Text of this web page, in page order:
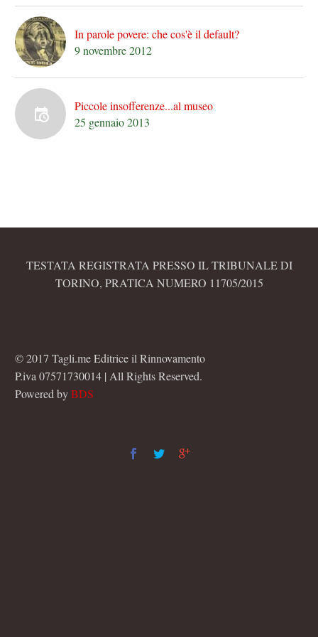
In parole povere: che cos'è il default?
9 novembre 2012
Piccole insofferenze...al museo
25 gennaio 2013
TESTATA REGISTRATA PRESSO IL TRIBUNALE DI
TORINO, PRATICA NUMERO 11705/2015
© 2017 Tagli.me Editrice il Rinnovamento
P.iva 07571730014 | All Rights Reserved.
Powered byBDS